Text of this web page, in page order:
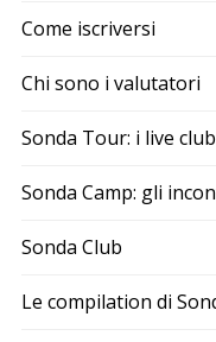
Come iscriversi
Chi sono i valutatori
Sonda Tour: i live
Sonda Camp: gli
Sonda Club
Le compilation di